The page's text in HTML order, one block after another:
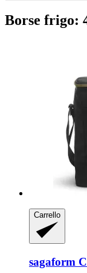
Borse frigo:
Carrello
sagaform